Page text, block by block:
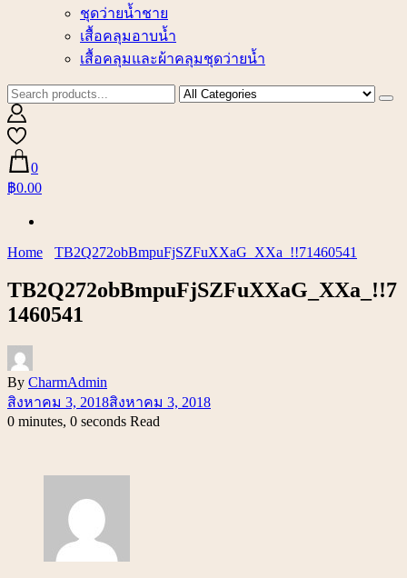
ชุดว่ายน้ำชาย
เสื้อคลุมอาบน้ำ
เสื้อคลุมและผ้าคลุมชุดว่ายน้ำ
0
฿0.00
Home TB2Q272obBmpuFjSZFuXXaG_XXa_!!71460541
TB2Q272obBmpuFjSZFuXXaG_XXa_!!7
1460541
By CharmAdmin
สิงหาคม 3, 2018สิงหาคม 3, 2018
0 minutes, 0 seconds Read